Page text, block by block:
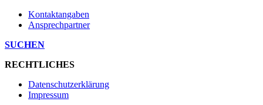
Kontaktangaben
Ansprechpartner
SUCHEN
RECHTLICHES
Datenschutzerklärung
Impressum